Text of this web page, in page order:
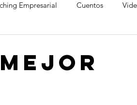
Empresarial Cuentos